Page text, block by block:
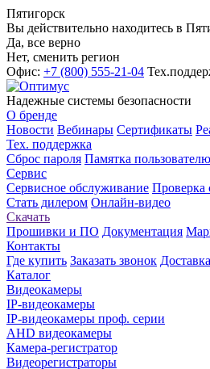
Пятигорск
Вы действительно находитесь в
Да, все верно
Нет, сменить регион
Офис: +7 (800) 555-21-04
Надежные системы безопасности
О бренде
Новости Вебинары Сертификаты
Тех. поддержка
Сброс пароля Памятка пользователю
Сервис
Сервисное обслуживание Проверка
Стать дилером Онлайн-видео
Скачать
Прошивки и ПО Документация
Контакты
Где купить Заказать звонок Доставка
Каталог
Видеокамеры
IP-видеокамеры
IP-видеокамеры проф. серии
AHD видеокамеры
Камера-регистратор
Видеорегистраторы